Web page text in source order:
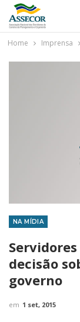
Home Imprensa
NA MÍDIA
decisão
governo
em 1 set, 2015